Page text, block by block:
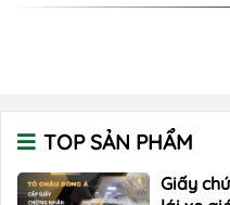
TOP SẢN PHẨM
Giấy